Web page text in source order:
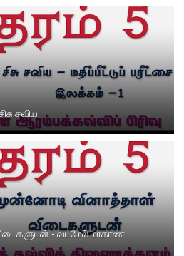
சவிய
- வடமேல் மாகாண